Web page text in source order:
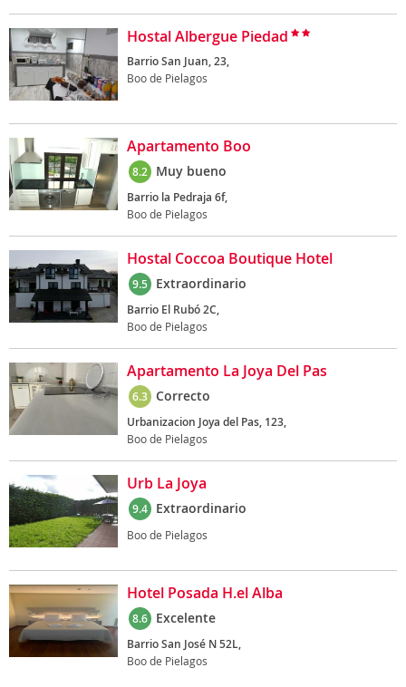
Hostal Albergue Piedad
Barrio San Juan, 23,
Boo de Pielagos
Apartamento Boo
8.2 Muy bueno
Barrio la Pedraja 6f,
Boo de Pielagos
Hostal Coccoa Boutique Hotel
9.5 Extraordinario
Barrio El Rubó 2C,
Boo de Pielagos
Apartamento La Joya Del Pas
6.3 Correcto
Urbanizacion Joya del Pas, 123,
Boo de Pielagos
Urb La Joya
9.4 Extraordinario
Boo de Pielagos
Hotel Posada H.el Alba
8.6 Excelente
Barrio San José N 52L,
Boo de Pielagos